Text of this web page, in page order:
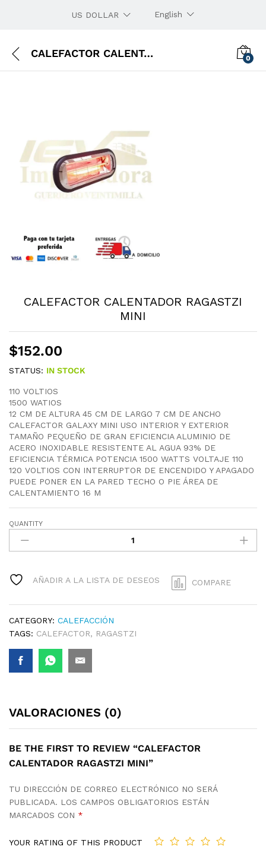
US DOLLAR English
CALEFACTOR CALENTADOR RAGASTZI MINI 0
CALEFACTOR CALENTADOR RAGASTZI
MINI
$152.00
STATUS: IN STOCK
110 VOLTIOS
1500 WATIOS
12 CM DE ALTURA 45 CM DE LARGO 7 CM DE ANCHO
CALEFACTOR GALAXY MINI USO INTERIOR Y EXTERIOR
TAMAÑO PEQUEÑO DE GRAN EFICIENCIA ALUMINIO DE
ACERO INOXIDABLE RESISTENTE AL AGUA 93% DE
EFICIENCIA TÉRMICA POTENCIA 1500 WATTS VOLTAJE 110
120 VOLTIOS CON INTERRUPTOR DE ENCENDIDO Y APAGADO
PUEDE PONER EN LA PARED TECHO O PIE ÁREA DE
CALENTAMIENTO 16 M
CALEFACTOR
CALENTADOR
RAGASTZI
QUANTITY
QUANTITY
AÑADIR A LA LISTA DE DESEOS COMPARE
CATEGORY: CALEFACCIÓN
TAGS: CALEFACTOR, RAGASTZI
VALORACIONES (0)
BE THE FIRST TO REVIEW “CALEFACTOR
CALENTADOR RAGASTZI MINI”
TU DIRECCIÓN DE CORREO ELECTRÓNICO NO SERÁ
PUBLICADA. LOS CAMPOS OBLIGATORIOS ESTÁN
MARCADOS CON *
YOUR RATING OF THIS PRODUCT